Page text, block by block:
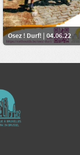
Osez ! Durf! | 04.06.22